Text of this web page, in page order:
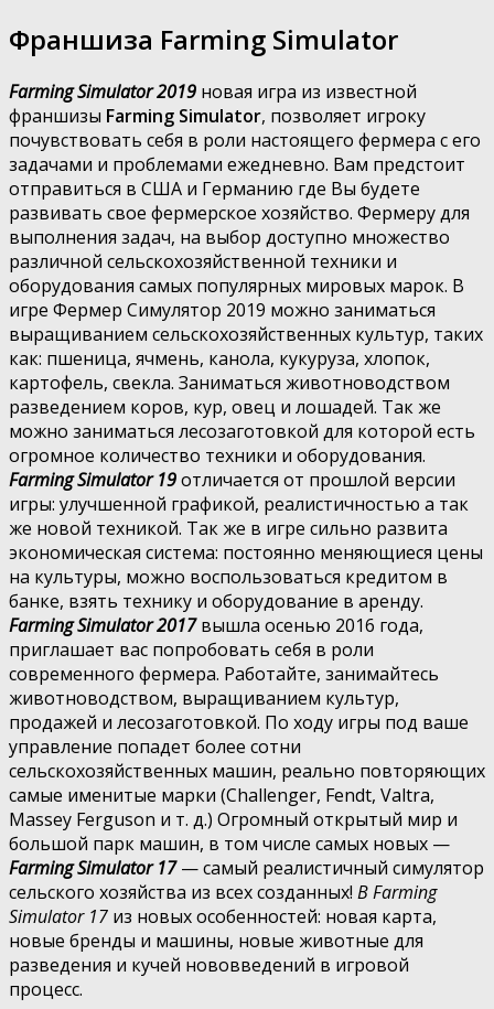
Франшиза Farming Simulator
Farming Simulator 2019 новая игра из известной
франшизы Farming Simulator, позволяет игроку
почувствовать себя в роли настоящего фермера с его
задачами и проблемами ежедневно. Вам предстоит
отправиться в США и Германию где Вы будете
развивать свое фермерское хозяйство. Фермеру для
выполнения задач, на выбор доступно множество
различной сельскохозяйственной техники и
оборудования самых популярных мировых марок. В
игре Фермер Симулятор 2019 можно заниматься
выращиванием сельскохозяйственных культур, таких
как: пшеница, ячмень, канола, кукуруза, хлопок,
картофель, свекла. Заниматься животноводством
разведением коров, кур, овец и лошадей. Так же
можно заниматься лесозаготовкой для которой есть
огромное количество техники и оборудования.
Farming Simulator 19отличается от прошлой версии
игры: улучшенной графикой, реалистичностью а так
же новой техникой. Так же в игре сильно развита
экономическая система: постоянно меняющиеся цены
на культуры, можно воспользоваться кредитом в
банке, взять технику и оборудование в аренду.
Farming Simulator 2017вышла осенью 2016 года,
приглашает вас попробовать себя в роли
современного фермера. Работайте, занимайтесь
животноводством, выращиванием культур,
продажей и лесозаготовкой. По ходу игры под ваше
управление попадет более сотни
сельскохозяйственных машин, реально повторяющих
самые именитые марки (Challenger, Fendt, Valtra,
Massey Ferguson и т. д.) Огромный открытый мир и
большой парк машин, в том числе самых новых —
Farming Simulator 17 — самый реалистичный симулятор
сельского хозяйства из всех созданных! В Farming
Simulator 17 из новых особенностей: новая карта,
новые бренды и машины, новые животные для
разведения и кучей нововведений в игровой
процесс.